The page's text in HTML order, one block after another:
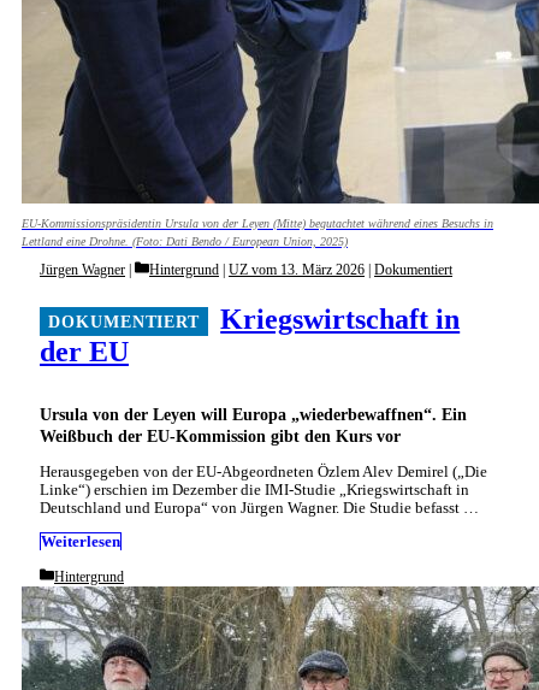
EU-Kommissionspräsidentin Ursula von der Leyen (Mitte) begutachtet während eines Besuchs in
Lettland eine Drohne. (Foto: Dati Bendo / European Union, 2025)
Ursula von der Leyen will Europa „wiederbewaffnen“. Ein
Weißbuch der EU-Kommission gibt den Kurs vor
Kriegswirtschaft in
der EU
Jürgen Wagner Categories
Hintergrund UZ vom 13. März 2026 Dokumentiert
Herausgegeben von der EU-Abgeordneten Özlem Alev Demirel („Die
Linke“) erschien im Dezember die IMI-Studie „Kriegswirtschaft in
Deutschland und Europa“ von Jürgen Wagner. Die Studie befasst …
Weiterlesen
Categories
Hintergrund